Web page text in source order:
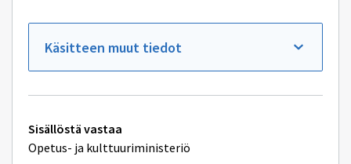
Kurinpitoon
käsitteitä
Käsitteen muut tiedot
Tekniset
lisätiedot
Sisällöstä vastaa
Opetus- ja kulttuuriministeriö